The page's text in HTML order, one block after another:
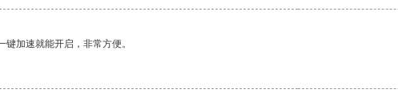
加速就能开启，非常方便。